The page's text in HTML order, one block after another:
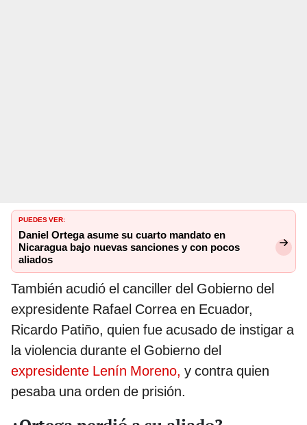
PUEDES VER:
Daniel Ortega asume su cuarto mandato en
Nicaragua bajo nuevas sanciones y con pocos
aliados
También acudió el canciller del Gobierno del
expresidente Rafael Correa en Ecuador,
Ricardo Patiño, quien fue acusado de instigar a
la violencia durante el Gobierno del
expresidente Lenín Moreno, y contra quien
pesaba una orden de prisión.